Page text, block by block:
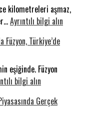
İçin
Bir
kilometreleri aşmaz,
Ayrıntılı bilgi alın
Füzyon, Türkiye’de
eşiğinde. Füzyon
bilgi alın
Dolarlık
Gerçek